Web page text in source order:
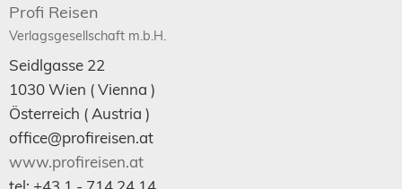
Profi Reisen
Verlagsgesellschaft m.b.H.
Seidlgasse 22
1030Wien ( Vienna )
Österreich ( Austria )
office@profireisen.at
www.profireisen.at